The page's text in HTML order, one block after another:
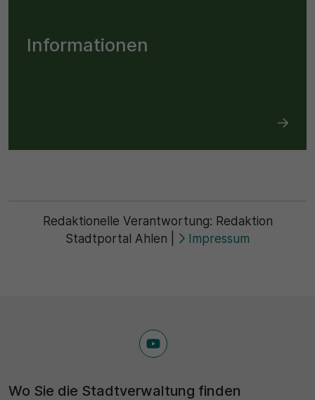
Informationen
Redaktionelle Verantwortung: Redaktion
Stadtportal Ahlen
Impressum
Wo Sie die Stadtverwaltung finden